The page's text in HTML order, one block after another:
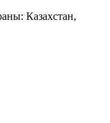
Казахстан,